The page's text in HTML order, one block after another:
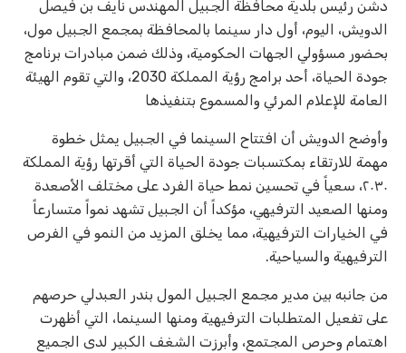
دشن رئيس بلدية محافظة الجبيل المهندس نايف بن فيصل
الدويش، اليوم، أول دار سينما بالمحافظة بمجمع الجبيل مول،
بحضور مسؤولي الجهات الحكومية، وذلك ضمن مبادرات برنامج
جودة الحياة، أحد برامج رؤية المملكة 2030، والتي تقوم الهيئة
العامة للإعلام المرئي والمسموع بتنفيذها
وأوضح الدويش أن افتتاح السينما في الجبيل يمثل خطوة
مهمة للارتقاء بمكتسبات جودة الحياة التي أقرتها رؤية المملكة
٢٠٣٠، سعياً في تحسين نمط حياة الفرد على مختلف الأصعدة
ومنها الصعيد الترفيهي، مؤكداً أن الجبيل تشهد نمواً متسارعاً
في الخيارات الترفيهية، مما يخلق المزيد من النمو في الفرص
الترفيهية والسياحية.
من جانبه بين مدير مجمع الجبيل المول بندر العبدلي حرصهم
على تفعيل المتطلبات الترفيهية ومنها السينما، التي أظهرت
اهتمام وحرص المجتمع، وأبرزت الشغف الكبير لدى الجميع